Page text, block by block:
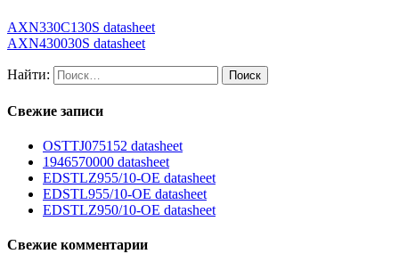
AXN330C130S datasheet
AXN430030S datasheet
Найти:
Свежие записи
OSTTJ075152 datasheet
1946570000 datasheet
EDSTLZ955/10-OE datasheet
EDSTL955/10-OE datasheet
EDSTLZ950/10-OE datasheet
Свежие комментарии